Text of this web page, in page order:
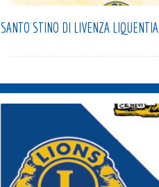
SANTO STINO DI LIVENZA LIQUENTIA